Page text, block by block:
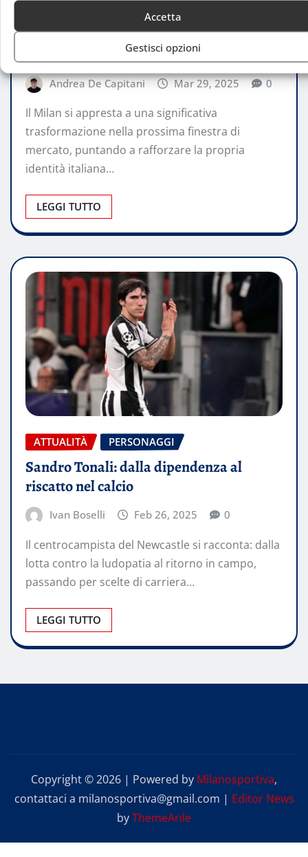
Accetta
Gestisci opzioni
Milan: verso una rivoluzione italiana nel
calciomercato estivo
Andrea De Capitani Mar 29, 2025 0
Il Milan si appresta a una significativa
trasformazione nella prossima finestra di
mercato, puntando a rafforzare la propria
identità italiana…
LEGGI TUTTO
ATTUALITÀ PERSONAGGI
Sandro Tonali: dalla dipendenza al
riscatto nel calcio
Ivan Boselli Feb 26, 2025 0
Il centrocampista del Newcastle si racconta: dalla
lotta contro la ludopatia al ritorno in campo,
passando per scelte di carriera…
LEGGI TUTTO
Copyright © 2026 | Powered by Milanosportiva,
contattaci a milanosportiva@gmail.com | Editor News
byThemeArile